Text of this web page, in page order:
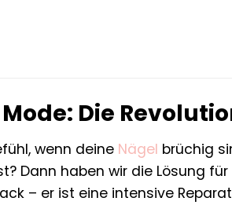
Mode: Die
wenn deine Nägel brüchig
Dann haben wir die Lösung für
– er ist eine intensive